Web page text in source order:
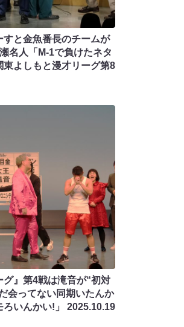
すと金魚番長のチームが
名人「M-1で負けたネタ
よしもと漫才リーグ第8
グ』第4戦は滝音が“初対
会ってない同期いたんか
いんかい!」 2025.10.19